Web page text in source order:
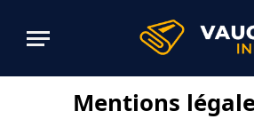
Mentions